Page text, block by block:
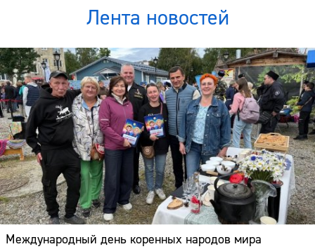
Лента новостей
Международный день коренных народов мира